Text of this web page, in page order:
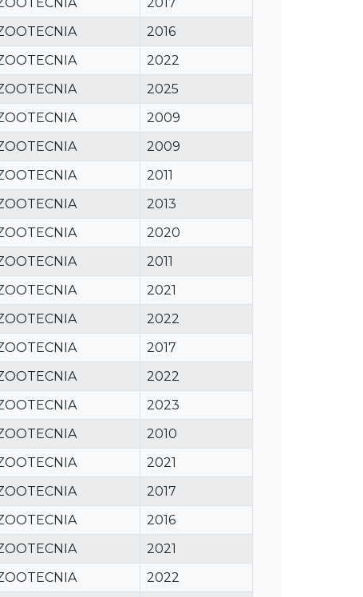
2016
2022
2025
2009
2009
2011
2013
2020
2011
2021
2022
2017
2022
2023
2010
2021
2017
2016
2021
2022